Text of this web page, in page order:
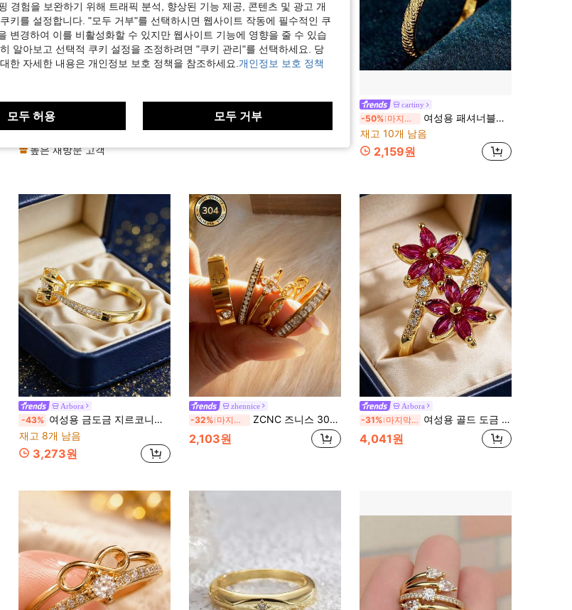
유행하는 미니멀리스트 스타일 스테인레스 스틸 오픈 링, 인스 디자인
1,777원
추정된
높은 재방문 고객
cartiny
패션 미니멀리스트 지르코니아 인레이 18K 골드 도금 일상 출퇴근용 여성용 2개 스택 가능 반지
cartiny
-50% 마지막 2일
여성용 패셔너블한 미니멀리스트 18K 금도금 사각 큐빅 지르코니아 오픈 반지
재고 10개 남음
2,159원
Arbora
-43% 여성용 금도금 지르코니아 반지, 미니멀리스트 플로럴 헤일로 라운드 중앙 스톤 디자인, 데일리 출퇴근/캐주얼 착용에 버서타일 우아하며, 트렌드세터를 위한 세련된 생일 선물
재고 8개 남음
3,273원
zhennice
-32% 마지막 3일 ZCNC 즈니스 304 스테인리스 스틸 + 구리 18K 골드 도금 스택형 링 세트, 여성용 5개 클로버, 파베 다이아몬드, 에나멜 하트 라인스톤 링, 저자극 미니멀리스트 주얼리, 완벽한 어머니의 날 선물, 여름 휴가 액세서리
2,103원
Arbora
-31% 마지막 3일 여성용 골드 도금 더블 플라워 랩 반지, 마르키즈 핑크 지르코니아와 화이트 지르코니아 인레이, 정교한 플로럴 디자인, 일상 출퇴근 및 직장 의상에 적합, 패션 애호가를 위한 이상적인 선물
4,041원
경험을 보완하기 위해 트래픽 분석, 향상된 기능 제공, 콘텐츠 및 광고 개
키를 설정합니다. "모두 거부"를 선택하시면 웹사이트 작동에 필수적인 쿠
변경하여 이를 비활성화할 수 있지만 웹사이트 기능에 영향을 줄 수 있습
알아보고 선택적 쿠키 설정을 조정하려면 "쿠키 관리"를 선택하세요. 당
한 자세한 내용은 개인정보 보호 정책을 참조하세요. 개인정보 보호 정책
모두 허용 모두 거부